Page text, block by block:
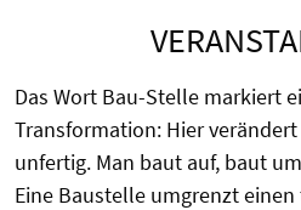
Das Wort Bau-Stelle markiert
Transformation: Hier
unfertig. Man baut auf, baut
Eine Baustelle umgrenzt